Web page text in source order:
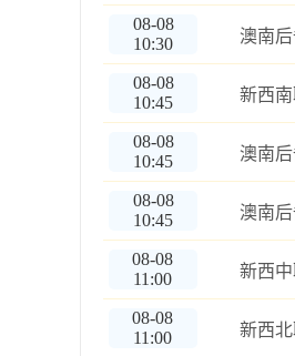
08-08
10:30
澳南
08-08
10:45
新西
08-08
10:45
澳南
08-08
10:45
澳南
08-08
11:00
新西
08-08
11:00
新西